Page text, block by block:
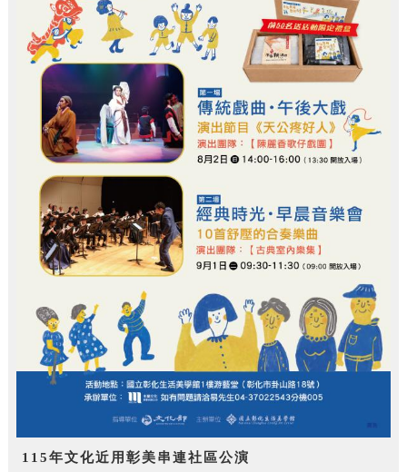
115年文化近用彰美串連社區公演